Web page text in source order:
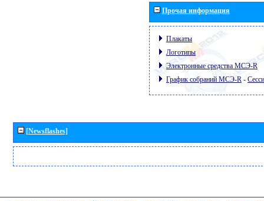
Прочая информация
Плакаты
Логотипы
Электронные средства МСЭ-R
График собраний МСЭ-R -
[Newsflashes]